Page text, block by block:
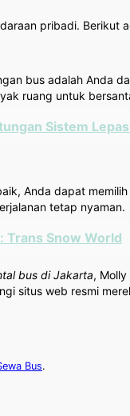
pribadi. Berikut
bus adalah Anda
ruang untuk
Sistem
Anda dapat
tetap nyaman.
Trans Snow World
bus di Jakarta,
situs web resmi
Bus.